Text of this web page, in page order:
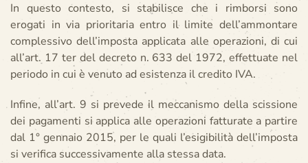
In questo contesto, si stabilisce che i rimborsi sono
erogati in via prioritaria entro il limite dell’ammontare
complessivo dell’imposta applicata alle operazioni, di cui
all’art. 17 ter del decreto n. 633 del 1972, effettuate nel
periodo in cui è venuto ad esistenza il credito IVA.
Infine, all’art. 9 si prevede il meccanismo della scissione
dei pagamenti si applica alle operazioni fatturate a partire
dal 1° gennaio 2015, per le quali l’esigibilità dell’imposta
si verifica successivamente alla stessa data.